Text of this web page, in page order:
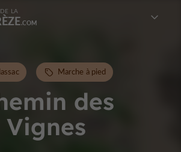
LA
des
Vignes
Marche à pied